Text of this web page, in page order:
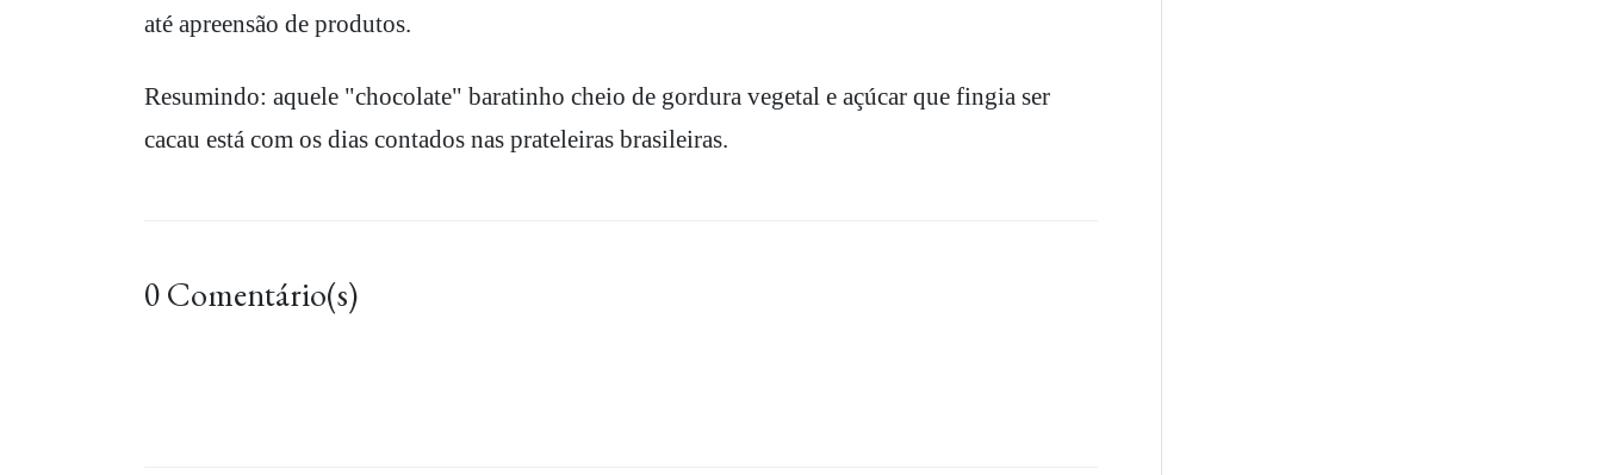
até apreensão de produtos.
Resumindo: aquele "chocolate" baratinho cheio de gordura vegetal e açúcar que fingia ser
cacau está com os dias contados nas prateleiras brasileiras.
0 Comentário(s)